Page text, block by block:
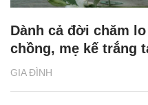
GIA ĐÌNH
Dành cả đời chăm
chồng, mẹ kế trắng